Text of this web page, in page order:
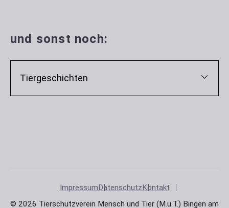
und sonst noch:
Tiergeschichten
© 2026 Tierschutzverein Mensch und Tier (M.u.T.) Bingen am
ImpressumDatenschutzKontakt